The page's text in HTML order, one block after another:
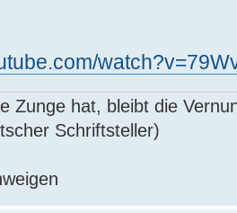
Zunge hat, bleibt die
Schriftsteller)